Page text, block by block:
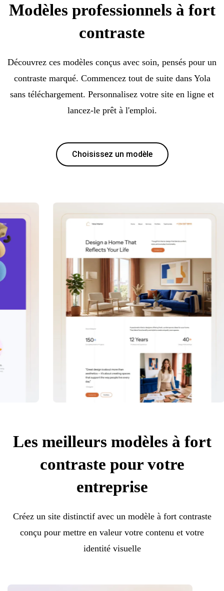
Modèles professionnels à fort
contraste
Découvrez ces modèles conçus avec soin, pensés pour un
contraste marqué. Commencez tout de suite dans Yola
sans téléchargement. Personnalisez votre site en ligne et
lancez-le prêt à l'emploi.
Choisissez un modèle
Les meilleurs modèles à fort
contraste pour votre
entreprise
Créez un site distinctif avec un modèle à fort contraste
conçu pour mettre en valeur votre contenu et votre
identité visuelle